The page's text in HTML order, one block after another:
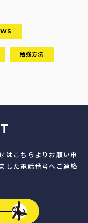
勉強方法
はこちらよりお願い申
した電話番号へご連絡